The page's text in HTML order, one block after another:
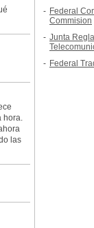
hora.
las
- Federal
Commision
- Junta
- Federal